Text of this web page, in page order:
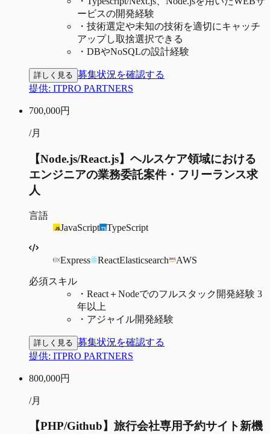
ービスの開発経験
・ 技術選定や未知の技術を適切にキャッチ
アップし取捨選択できる
・ DBやNoSQLの設計経験
詳しく見る 募集状況を確認する
提供: ITPRO PARTNERS
700,000円
/月
【Node.js/React.js】ヘルスケア領域における
エンジニアの業務委託案件・フリーランス求
人
言語
JavaScript
TypeScript
Express ReactElasticsearch AWS
必須スキル
・ React＋Nodeでのフルスタック開発経験 3
年以上
・ アジャイル開発経験
詳しく見る 募集状況を確認する
提供: ITPRO PARTNERS
800,000円
/月
【PHP/Github】旅行会社専用予約サイト新機